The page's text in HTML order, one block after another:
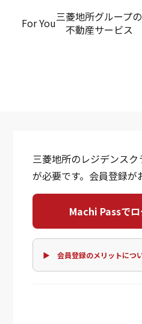
For You三菱地所グループの
不動産サービス
三菱地所のレジデンス
が必要です。会員登録が
Machi Passで
▶ 会員登録のメリットにつ